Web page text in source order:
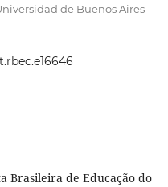
de Buenos Aires
Brasileira de Educação do